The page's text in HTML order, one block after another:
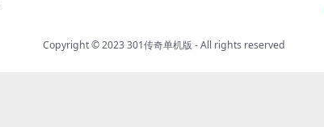
Copyright © 2023301传奇单机版 - All rights reserved